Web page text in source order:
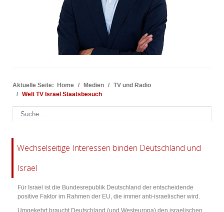
Aktuelle Seite: Home Medien
TV und Radio
Welt TV Israel Staatsbesuch
Suchen
Wechselseitige Interessen binden Deutschland und
Israel
Für Israel ist die Bundesrepublik Deutschland der entscheidende
positive Faktor im Rahmen der EU, die immer anti-israelischer wird.